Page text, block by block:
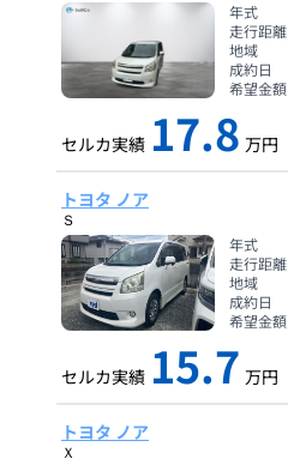
年式
走行距離
地域
成約日
希望金額
セルカ実績 17.8 万円
トヨタ ノア
Ｓ
年式
走行距離
地域
成約日
希望金額
セルカ実績 15.7 万円
トヨタ ノア
Ｘ